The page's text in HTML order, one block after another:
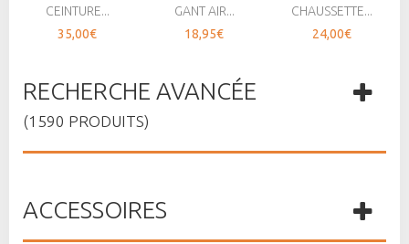
CEINTURE...
35,00€
GANT AIR...
18,95€
CHAUSSETTE...
24,00€
RECHERCHE AVANCÉE
(1590 PRODUITS)
ACCESSOIRES